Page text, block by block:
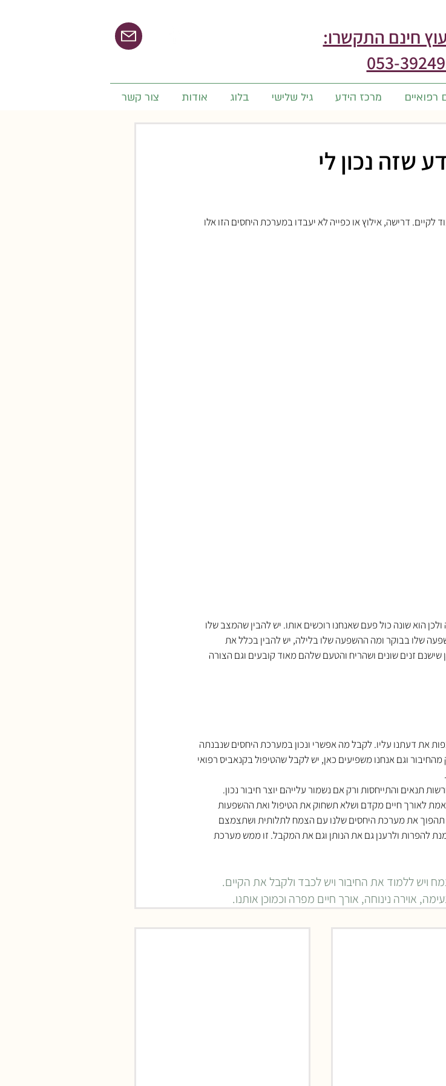
חינם התקשרו:
053-
רפואיים מרכז הידע גיל שלישי בלוג אודות צור קשר
שזה נכון לי
לקיים. דרישה, אילוץ או כפייה לא יעבדו במערכת היחסים הזו אלו
הוא שונה כול פעם שאנחנו רוכשים אותו. יש להבין שהמצב שלו
שלו בבוקר ומה ההשפעה שלו בלילה, יש להבין בכלל את
זנים שונים ושהריח והטעם שלהם מאוד קובעים וגם הצורה
את דעתנו עליו. לקבל מה אפשרי ונכון במערכת היחסים שנבנתה
וגם אנחנו משפיעים כאן, יש לקבל שהטיפול בקנאביס רפואי
תנאים והתייחסות ורק אם נשמור עלייהם יוצר חיבור נכון.
לאורך חיים מקדם ושלא תשחוק את הטיפול ואת ההשפעות
תהפוך את מערכת היחסים שלנו עם הצמח לתלותית ושתצמצם
להפרות ולרענן גם את הנותן וגם את המקבל. זו ממש מערכת
ויש ללמוד את החיבור ויש לכבד ולקבל את הקיים.
אוירה נינוחה, אורך חיים מפרה וכמוכן אותנו.